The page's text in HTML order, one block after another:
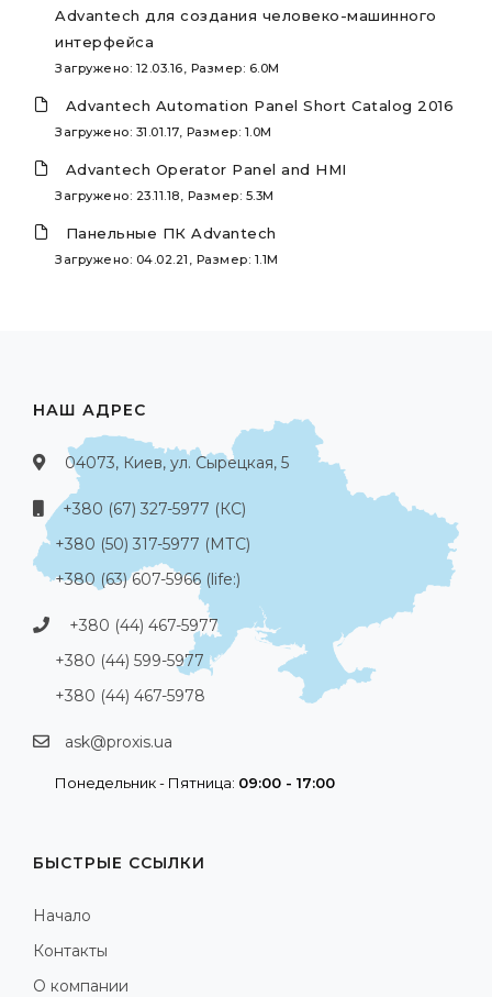
Advantech для создания человеко-машинного
интерфейса
Загружено: 12.03.16, Размер: 6.0M
Advantech Automation Panel Short Catalog 2016
Загружено: 31.01.17, Размер: 1.0M
Advantech Operator Panel and HMI
Загружено: 23.11.18, Размер: 5.3M
Панельные ПК Advantech
Загружено: 04.02.21, Размер: 1.1M
НАШ АДРЕС
04073, Киев, ул. Сырецкая, 5
+380 (67) 327-5977 (КС)
+380 (50) 317-5977 (МТС)
+380 (63) 607-5966 (life:)
+380 (44) 467-5977
+380 (44) 599-5977
+380 (44) 467-5978
ask@proxis.ua
Понедельник - Пятница: 09:00 - 17:00
БЫСТРЫЕ ССЫЛКИ
Начало
Контакты
О компании